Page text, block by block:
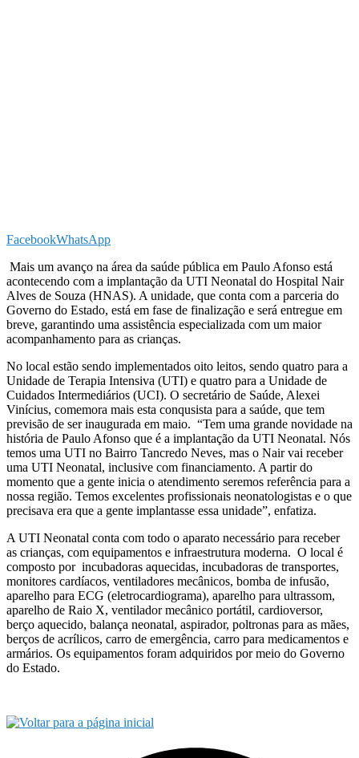
FacebookWhatsApp
Mais um avanço na área da saúde pública em Paulo Afonso está
acontecendo com a implantação da UTI Neonatal do Hospital Nair
Alves de Souza (HNAS). A unidade, que conta com a parceria do
Governo do Estado, está em fase de finalização e será entregue em
breve, garantindo uma assistência especializada com um maior
acompanhamento para as crianças.
No local estão sendo implementados oito leitos, sendo quatro para a
Unidade de Terapia Intensiva (UTI) e quatro para a Unidade de
Cuidados Intermediários (UCI). O secretário de Saúde, Alexei
Vinícius, comemora mais esta conqusista para a saúde, que tem
previsão de ser inaugurada em maio. “Tem uma grande novidade na
história de Paulo Afonso que é a implantação da UTI Neonatal. Nós
temos uma UTI no Bairro Tancredo Neves, mas o Nair vai receber
uma UTI Neonatal, inclusive com financiamento. A partir do
momento que a gente inicia o atendimento seremos referência para a
nossa região. Temos excelentes profissionais neonatologistas e o que
precisava era que a gente implantasse essa unidade”, enfatiza.
A UTI Neonatal conta com todo o aparato necessário para receber
as crianças, com equipamentos e infraestrutura moderna. O local é
composto por incubadoras aquecidas, incubadoras de transportes,
monitores cardíacos, ventiladores mecânicos, bomba de infusão,
aparelho para ECG (eletrocardiograma), aparelho para ultrassom,
aparelho de Raio X, ventilador mecânico portátil, cardioversor,
berço aquecido, balança neonatal, aspirador, poltronas para as mães,
berços de acrílicos, carro de emergência, carro para medicamentos e
armários. Os equipamentos foram adquiridos por meio do Governo
do Estado.